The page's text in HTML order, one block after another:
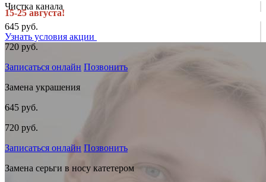
15-25 августа!
Узнать условия акции
Чистка канала
645 руб.
720 руб.
Записаться онлайн Позвонить
Замена украшения
645 руб.
720 руб.
Записаться онлайн Позвонить
Замена серьги в носу катетером